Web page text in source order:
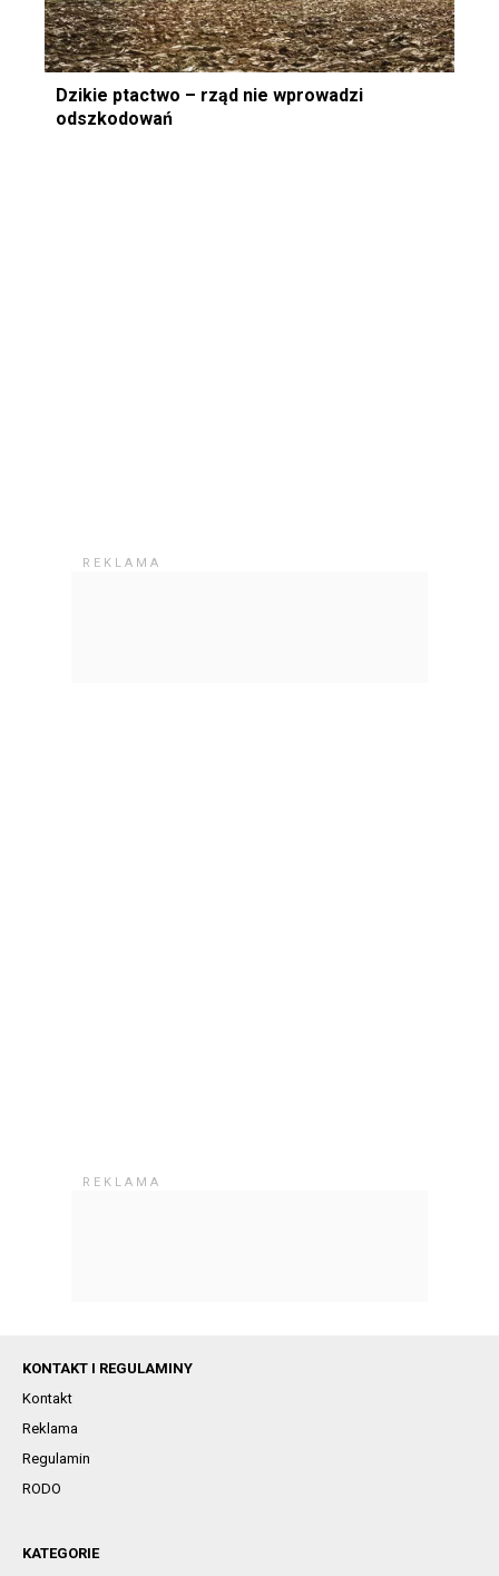
Dzikie ptactwo – rząd nie wprowadzi
odszkodowań
KONTAKT I REGULAMINY
Kontakt
Reklama
Regulamin
RODO
KATEGORIE